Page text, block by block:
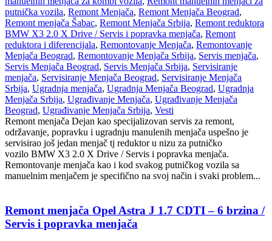
putnička vozila, Remont Menjača, Remont Menjača Beograd,
Remont menjača Šabac, Remont Menjača Srbija, Remont reduktora
BMW X3 2.0 X Drive / Servis i popravka menjača, Remont
reduktora i diferencijala, Remontovanje Menjača, Remontovanje
Menjača Beograd, Remontovanje Menjača Srbija, Servis menjača,
Servis Menjača Beograd, Servis Menjača Srbija, Servisiranje
menjača, Servisiranje Menjača Beograd, Servisiranje Menjača
Srbija, Ugradnja menjača, Ugradnja Menjača Beograd, Ugradnja
Menjača Srbija, Ugrađivanje Menjača, Ugrađivanje Menjača
Beograd, Ugrađivanje Menjača Srbija, Vesti
Remont menjača Dejan kao specijalizovan servis za remont,
održavanje, popravku i ugradnju manulenih menjača uspešno je
servisirao još jedan menjač tj reduktor u nizu za putničko
vozilo BMW X3 2.0 X Drive / Servis i popravka menjača.
Remontovanje menjača kao i kod svakog putničkog vozila sa
manuelnim menjačem je specifično na svoj način i svaki problem...
Remont menjača Opel Astra J 1.7 CDTI – 6 brzina /
Servis i popravka menjača